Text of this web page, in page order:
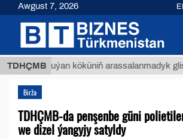
TDHÇMB
Buýan köküniň arassalanmadyk
Birža
TDHÇMB-da penşenbe güni
we dizel ýangyjy satyldy
Awgust 7, 2026